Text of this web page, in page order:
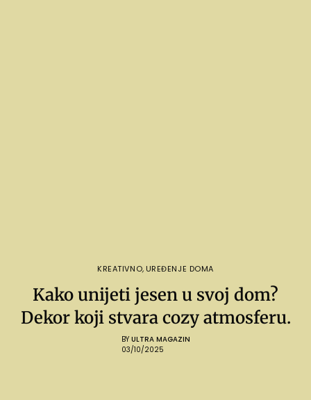
KREATIVNO, UREĐENJE DOMA
Kako unijeti jesen u svoj dom?
Dekor koji stvara cozy atmosferu.
BY ULTRA MAGAZIN
03/10/2025